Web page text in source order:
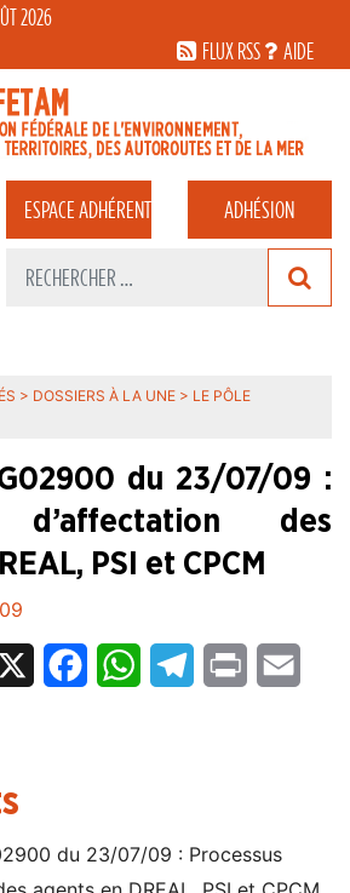
2026
FLUX RSS
AIDE
ESPACEADHÉRENT ADHÉSION
> DOSSIERS À LA UNE > LE PÔLE
du 23/07/09 :
d’affectation des
PSI et CPCM
FacebookWhatsAppTelegram
Print
du 23/07/09 : Processus